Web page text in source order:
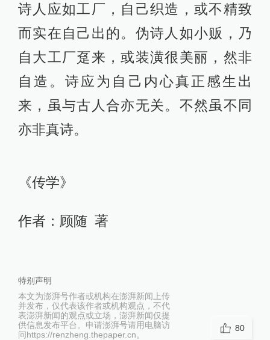
诗人应如工厂，自己织造，或不精致
而实在自己出的。伪诗人如小贩，乃
自大工厂趸来，或装潢很美丽，然非
自造。诗应为自己内心真正感生出
来，虽与古人合亦无关。不然虽不同
亦非真诗。
《传学》
作者：顾随 著
特别声明
本文为澎湃号作者或机构在澎湃新闻上传
并发布，仅代表该作者或机构观点，不代
表澎湃新闻的观点或立场，澎湃新闻仅提
供信息发布平台。申请澎湃号请用电脑访
问https://renzheng.thepaper.cn。
80